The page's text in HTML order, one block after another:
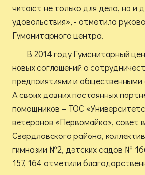
читают не только для дела, но и
удовольствия», - отметила
Гуманитарного центра.
В 2014 году Гуманитарный
новых соглашений о
предприятиями и общественными
А своих давних постоянных
помощников – ТОС
ветеранов «Первомайка», совет
Свердловского района,
гимназии №2, детских садов №
157, 164 отметили